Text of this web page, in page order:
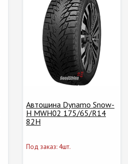
Автошина Dynamo Snow-
H MWH02 175/65/R14
82H
Под заказ: 4шт.